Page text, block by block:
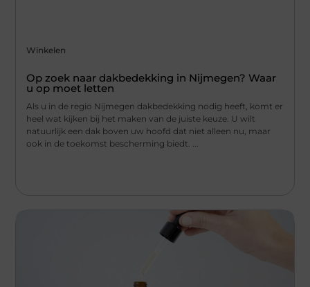
Winkelen
Op zoek naar dakbedekking in Nijmegen? Waar
u op moet letten
Als u in de regio Nijmegen dakbedekking nodig heeft, komt er
heel wat kijken bij het maken van de juiste keuze. U wilt
natuurlijk een dak boven uw hoofd dat niet alleen nu, maar
ook in de toekomst bescherming biedt. ...